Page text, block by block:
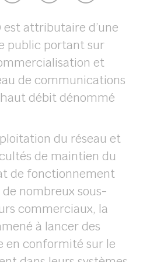
attributaire d’une
public portant sur
et
de communications
débit dénommé
du réseau et
de maintien du
de fonctionnement
nombreux sous-
commerciaux, la
à lancer des
en conformité sur le